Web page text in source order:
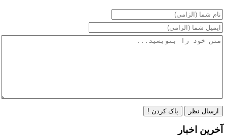
ارسال نظر پاک کردن !
آخرین اخبار